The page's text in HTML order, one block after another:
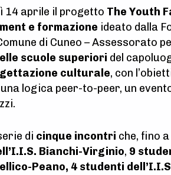
14 aprile il progetto The Youth
e formazione ideato dalla
di Cuneo – Assessorato
scuole superiori del
culturale, con
logica peer-to-peer, un
di cinque incontri che, fino
Bianchi-Virginio, 9
Peano, 4 studenti